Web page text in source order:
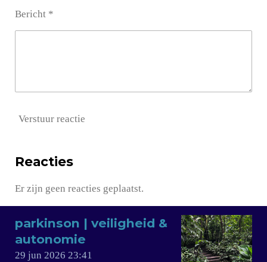
Bericht *
Verstuur reactie
Reacties
Er zijn geen reacties geplaatst.
parkinson | veiligheid &
autonomie
29 jun 2026 23:41